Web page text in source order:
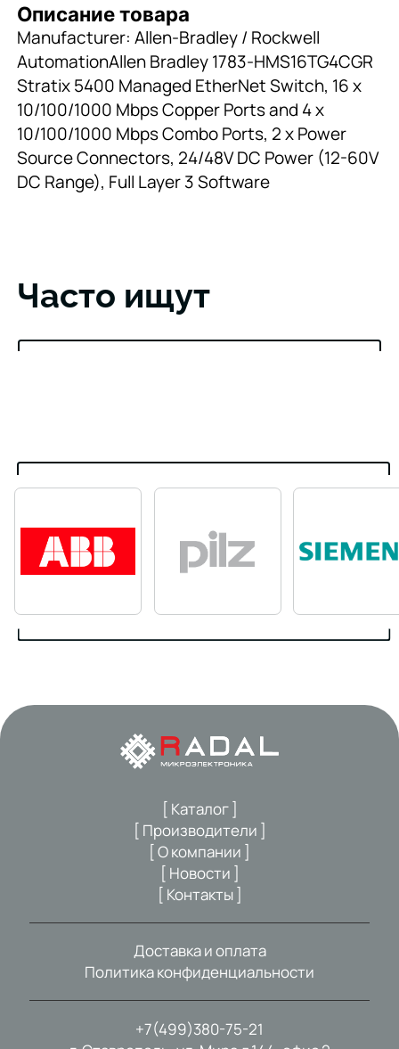
Описание товара
Manufacturer: Allen-Bradley / Rockwell
AutomationAllen Bradley 1783-HMS16TG4CGR
Stratix 5400 Managed EtherNet Switch, 16 x
10/100/1000 Mbps Copper Ports and 4 x
10/100/1000 Mbps Combo Ports, 2 x Power
Source Connectors, 24/48V DC Power (12-60V
DC Range), Full Layer 3 Software
Часто ищут
+7(499)380-75-21
[ Каталог ]
[ Производители ]
[ О компании ]
[ Новости ]
[ Контакты ]
Доставка и оплата
Политика конфиденциальности